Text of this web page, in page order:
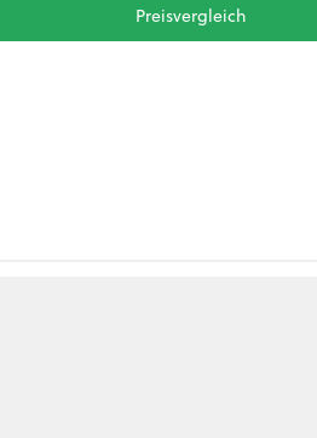
Preisvergleich